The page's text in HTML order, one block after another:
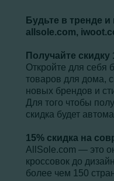
Будьте в тренде
allsole.com,
Получайте
Откройте для себя
товаров для дома,
новых брендов и
Для того чтобы
скидка будет
15% скидка на
AllSole.com ― это
кроссовок до
более чем 150